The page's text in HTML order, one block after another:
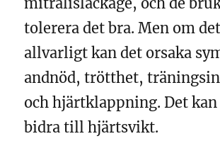
tolerera det bra. Men om
allvarligt kan det orsaka
andnöd, trötthet,
och hjärtklappning. Det kan
bidra till hjärtsvikt.